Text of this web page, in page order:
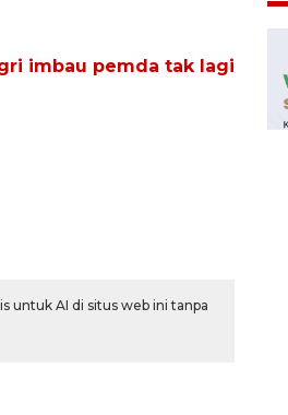
imbau pemda tak lagi
untuk AI di situs web ini tanpa